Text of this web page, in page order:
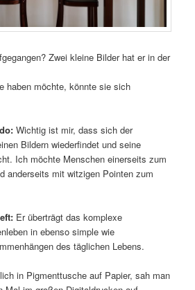
Zwei kleine Bilder hat er in der
haben möchte, könnte sie sich
Wichtig ist mir, dass sich der
Bildern wiederfindet und seine
Ich möchte Menschen einerseits zum
anderseits mit witzigen Pointen zum
Er überträgt das komplexe
in ebenso simple wie
des täglichen Lebens.
in Pigmenttusche auf Papier, sah man